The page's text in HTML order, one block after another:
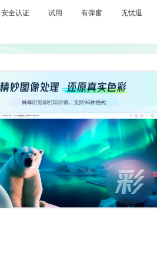
安全认证 试用 有弹窗 无忧退